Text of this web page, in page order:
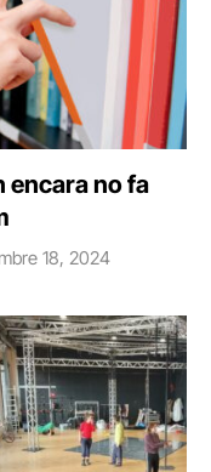
encara no fa
18, 2024